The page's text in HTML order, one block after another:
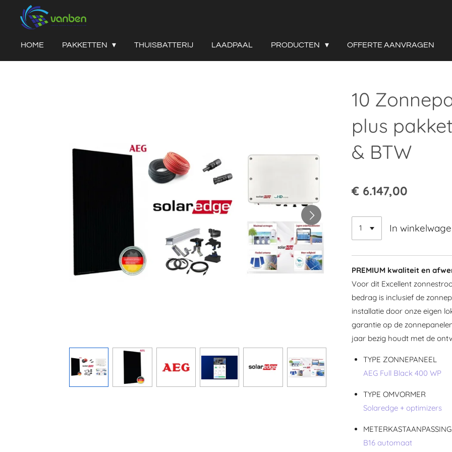
direct
HOME PAKKETTEN THUISBATTERIJ LAADPAAL PRODUCTEN OFFERTE AANVRAGEN
10
plus
& BTW
€ 6.147,00
In
PREMIUM kwaliteit en
Voor dit Excellent
bedrag is inclusief de
installatie door onze eigen
garantie op de
jaar bezig houdt met de
TYPE ZONNEPANEEL
AEG Full Black 400 WP
TYPE OMVORMER
Solaredge + optimizers
METERKASTAANPASSING
B16 automaat